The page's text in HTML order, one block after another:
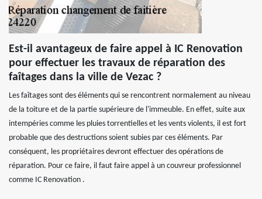
Est-il avantageux de faire appel à IC Renovation
pour effectuer les travaux de réparation des
faîtages dans la ville de Vezac ?
Les faîtages sont des éléments qui se rencontrent normalement au niveau
de la toiture et de la partie supérieure de l'immeuble. En effet, suite aux
intempéries comme les pluies torrentielles et les vents violents, il est fort
probable que des destructions soient subies par ces éléments. Par
conséquent, les propriétaires devront effectuer des opérations de
réparation. Pour ce faire, il faut faire appel à un couvreur professionnel
comme IC Renovation .